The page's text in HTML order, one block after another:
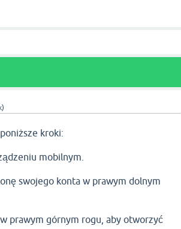
)
kroki:
mobilnym.
swojego konta w prawym dolnym
prawym górnym rogu, aby otworzyć